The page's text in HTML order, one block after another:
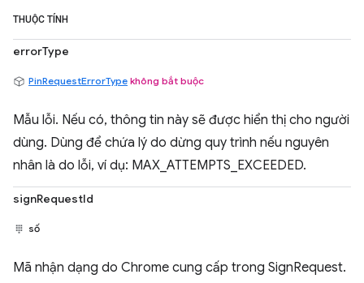
THUỘC TÍNH
errorType
PinRequestErrorType không bắt buộc
Mẫu lỗi. Nếu có, thông tin này sẽ được hiển thị cho người
dùng. Dùng để chứa lý do dừng quy trình nếu nguyên
nhân là do lỗi, ví dụ: MAX_ATTEMPTS_EXCEEDED.
signRequestId
số
Mã nhận dạng do Chrome cung cấp trong SignRequest.